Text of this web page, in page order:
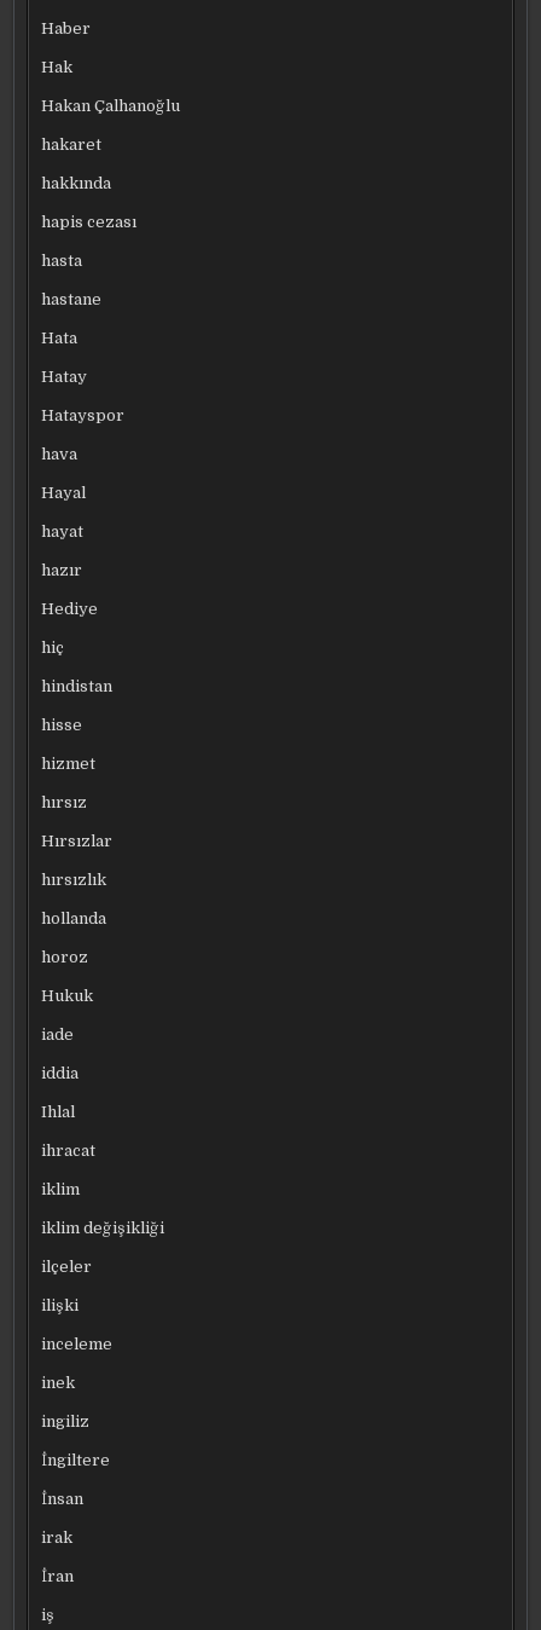
Haber
Hak
Hakan Çalhanoğlu
hakaret
hakkında
hapis cezası
hasta
hastane
Hata
Hatay
Hatayspor
hava
Hayal
hayat
hazır
Hediye
hiç
hindistan
hisse
hizmet
hırsız
Hırsızlar
hırsızlık
hollanda
horoz
Hukuk
iade
iddia
Ihlal
ihracat
iklim
iklim değişikliği
ilçeler
ilişki
inceleme
inek
ingiliz
İngiltere
İnsan
irak
İran
iş